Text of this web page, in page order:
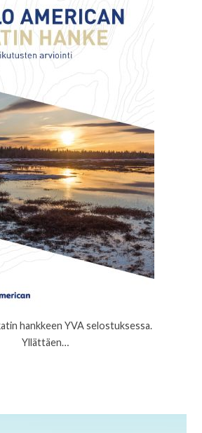
hankkeen YVA selostuksessa.
Yllättäen…